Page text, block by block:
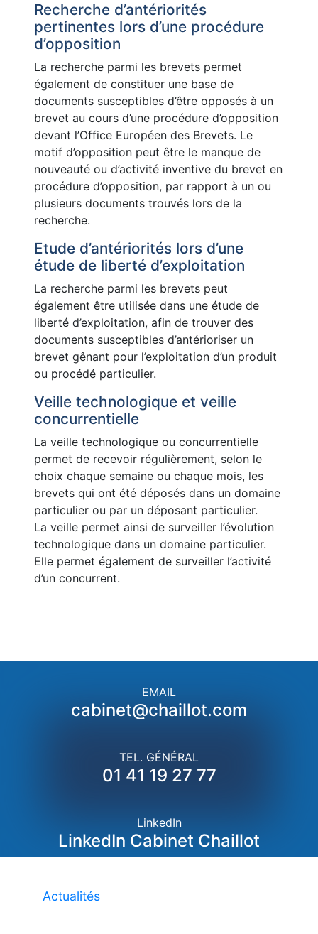
Recherche d’antériorités
pertinentes lors d’une procédure
d’opposition
La recherche parmi les brevets permet
également de constituer une base de
documents susceptibles d’être opposés à un
brevet au cours d’une procédure d’opposition
devant l’Office Européen des Brevets. Le
motif d’opposition peut être le manque de
nouveauté ou d’activité inventive du brevet en
procédure d’opposition, par rapport à un ou
plusieurs documents trouvés lors de la
recherche.
Etude d’antériorités lors d’une
étude de liberté d’exploitation
La recherche parmi les brevets peut
également être utilisée dans une étude de
liberté d’exploitation, afin de trouver des
documents susceptibles d’antérioriser un
brevet gênant pour l’exploitation d’un produit
ou procédé particulier.
Veille technologique et veille
concurrentielle
La veille technologique ou concurrentielle
permet de recevoir régulièrement, selon le
choix chaque semaine ou chaque mois, les
brevets qui ont été déposés dans un domaine
particulier ou par un déposant particulier.
La veille permet ainsi de surveiller l’évolution
technologique dans un domaine particulier.
Elle permet également de surveiller l’activité
d’un concurrent.
EMAIL
cabinet@chaillot.com
TEL. GÉNÉRAL
01 41 19 27 77
LinkedIn
LinkedIn Cabinet Chaillot
Actualités